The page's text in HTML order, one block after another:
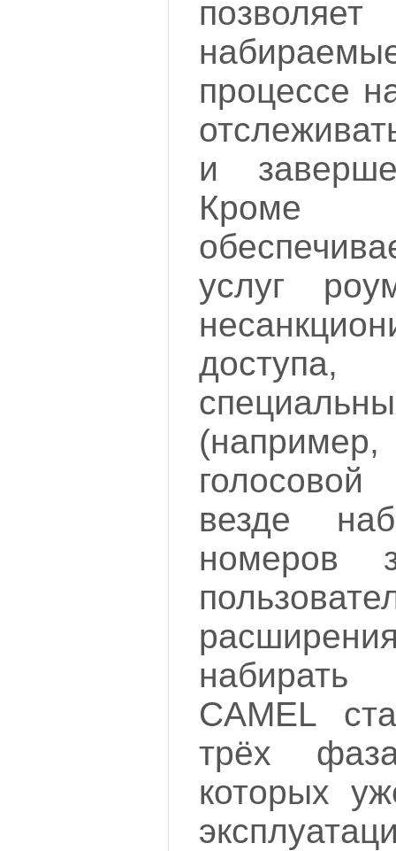
процессе
и
Кроме
услуг
везде
номеров
CAMEL
трёх
которых